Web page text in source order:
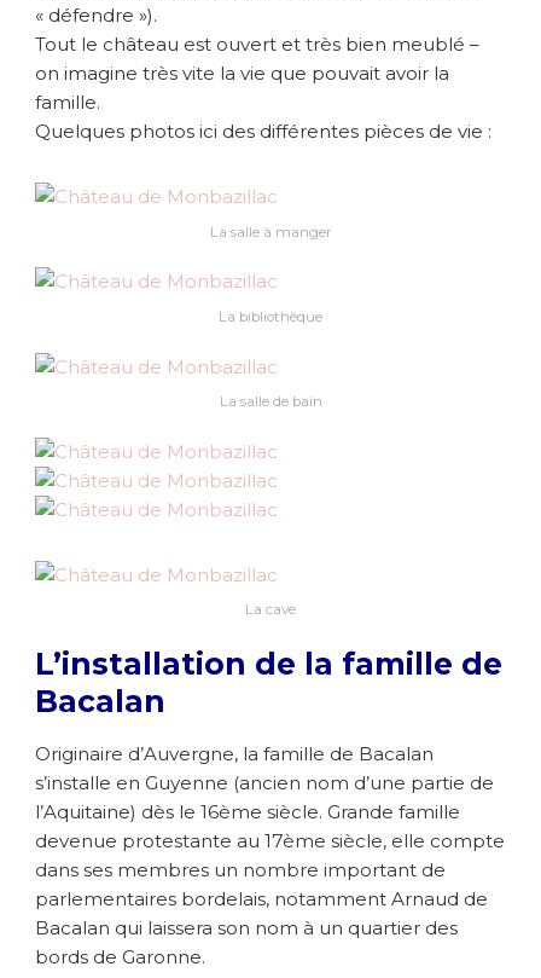
« défendre »).
Tout le château est ouvert et très bien meublé –
on imagine très vite la vie que pouvait avoir la
famille.
Quelques photos ici des différentes pièces de vie :
La salle à manger
La bibliothèque
La salle de bain
La cave
L’installation de la famille de
Bacalan
Originaire d’Auvergne, la famille de Bacalan
s’installe en Guyenne (ancien nom d’une partie de
l’Aquitaine) dès le 16ème siècle. Grande famille
devenue protestante au 17ème siècle, elle compte
dans ses membres un nombre important de
parlementaires bordelais, notamment Arnaud de
Bacalan qui laissera son nom à un quartier des
bords de Garonne.